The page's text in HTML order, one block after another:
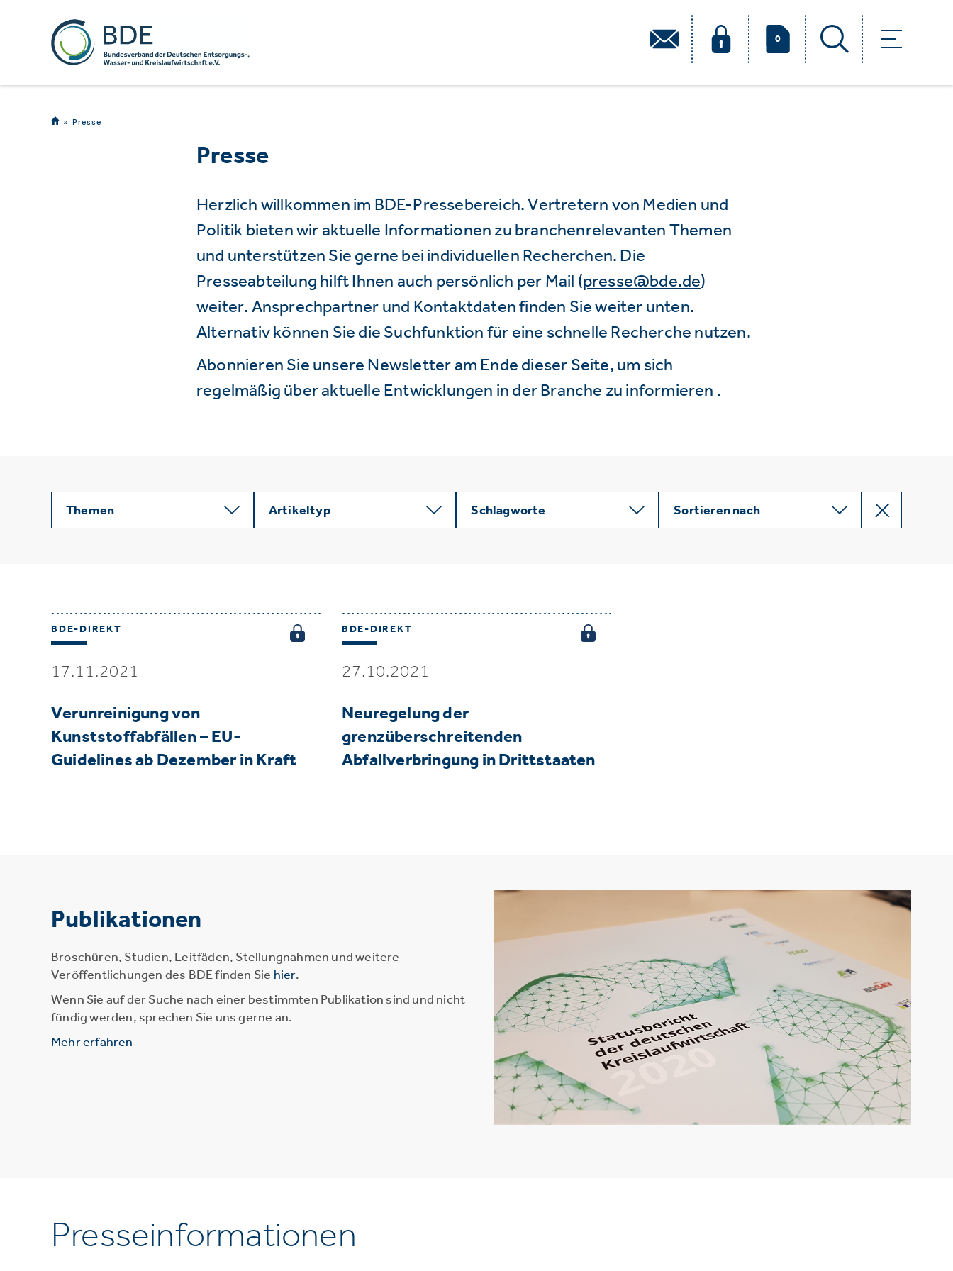
0
Presse
Presse
Herzlich willkommen im BDE-Pressebereich. Vertretern von Medien und
Politik bieten wir aktuelle Informationen zu branchenrelevanten Themen
und unterstützen Sie gerne bei individuellen Recherchen. Die
Presseabteilung hilft Ihnen auch persönlich per Mail (presse@bde.de)
weiter. Ansprechpartner und Kontaktdaten finden Sie weiter unten.
Alternativ können Sie die Suchfunktion für eine schnelle Recherche nutzen.
Abonnieren Sie unsere Newsletter am Ende dieser Seite, um sich
regelmäßig über aktuelle Entwicklungen in der Branche zu informieren .
Themen Artikeltyp Schlagworte Sortieren nach
BDE-DIREKT
17.11.2021
Verunreinigung von
Kunststoffabfällen – EU-
Guidelines ab Dezember in Kraft
BDE-DIREKT
27.10.2021
Neuregelung der
grenzüberschreitenden
Abfallverbringung in Drittstaaten
Publikationen
Broschüren, Studien, Leitfäden, Stellungnahmen und weitere
Veröffentlichungen des BDE finden Sie hier.
Wenn Sie auf der Suche nach einer bestimmten Publikation sind und nicht
fündig werden, sprechen Sie uns gerne an.
Mehr erfahren
Presseinformationen